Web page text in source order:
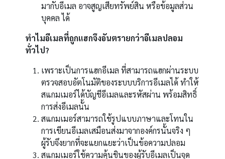
มากับอีเมล อาจสูญเสียทรัพย์สิน หรือข้อมูลส่วน
บุคคล ได้
ทำไมอีเมลที่ถูกแฮกจึงอันตรายกว่าอีเมลปลอม
ทั่วไป?
เพราะเป็นการแฮกอีเมล ที่สามารถแฮกผ่านระบบ
ตรวจสอบอัตโนมัติของระบบบริการอีเมลได้ ทำให้
สแกมเมอร์ได้บัญชีอีเมลและรหัสผ่าน พร้อมสิทธิ์
การส่งอีเมลนั้น
สแกมเมอร์สามารถใช้รูปแบบภาษาและโทนใน
การเขียนอีเมลเสมือนส่งมาจากองค์กรนั้นจริง ๆ
ผู้รับจึงยากที่จะแยกแยะว่าเป็นข้อความปลอม
สแกมเมอร์ใช้ความคุ้นชินของผู้รับอีเมลเป็นจุด